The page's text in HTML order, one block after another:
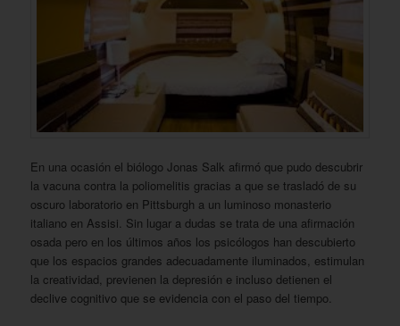
En una ocasión el biólogo Jonas Salk afirmó que pudo descubrir
la vacuna contra la poliomelitis gracias a que se trasladó de su
oscuro laboratorio en Pittsburgh a un luminoso monasterio
italiano en Assisi. Sin lugar a dudas se trata de una afirmación
osada pero en los últimos años los psicólogos han descubierto
que los espacios grandes adecuadamente iluminados, estimulan
la creatividad, previenen la depresión e incluso detienen el
declive cognitivo que se evidencia con el paso del tiempo.